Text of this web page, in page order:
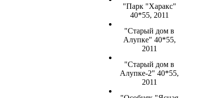
"Парк "Харакс"
40*55, 2011
"Старый дом в
Алупке" 40*55,
2011
"Старый дом в
Алупке-2" 40*55,
2011